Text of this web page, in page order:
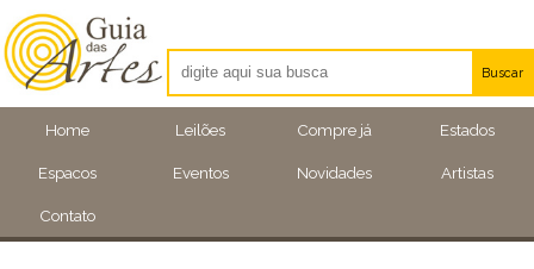
Home Leilões Compre já Estados
Espacos Eventos Novidades Artistas
Contato
Buscar
Artistas
Eventos